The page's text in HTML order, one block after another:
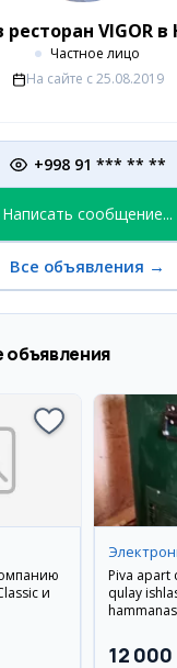
ресторан VIGOR
Частное лицо
На сайте с 25.08.2019
+998 91 *** ** **
Написать сообщение...
Все объявления →
и
Piva apart
qulay
12